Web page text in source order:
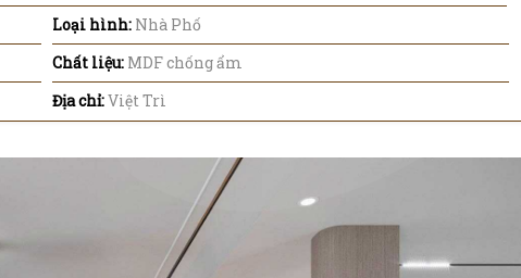
Loại hình: Nhà Phố
Chất liệu: MDF chống ẩm
Địa chỉ:Việt Trì